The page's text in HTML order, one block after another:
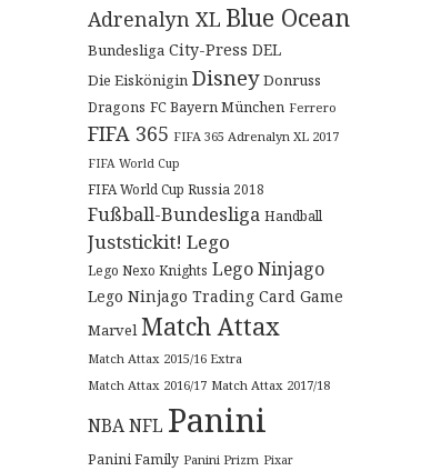
Adrenalyn XL Blue Ocean
Bundesliga City-Press DEL
Die Eiskönigin Disney Donruss
Dragons FC Bayern München Ferrero
FIFA 365 FIFA 365 Adrenalyn XL 2017
FIFA World Cup
FIFA World Cup Russia 2018
Fußball-Bundesliga Handball
Juststickit! Lego
Lego Nexo Knights Lego Ninjago
Lego Ninjago Trading Card Game
Marvel Match Attax
Match Attax 2015/16 Extra
Match Attax 2016/17 Match Attax 2017/18
NBANFL Panini
Panini Family Panini Prizm Pixar